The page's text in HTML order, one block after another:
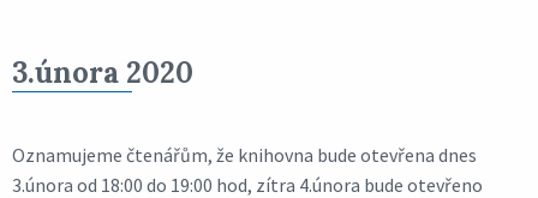
3.února 2020
Oznamujeme čtenářům, že knihovna bude otevřena dnes
3.února od 18:00 do 19:00 hod, zítra 4.února bude otevřeno